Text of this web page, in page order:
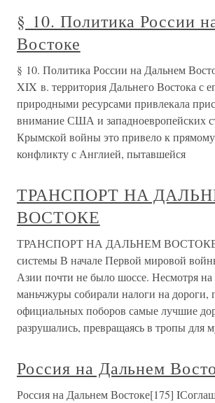
§ 10. Политика России
Востоке
§ 10. Политика России на Дальнем
XIX в. территория Дальнего Востока с
природными ресурсами привлекала
внимание США и западноевропейских
Крымской войны это привело к
конфликту с Англией, пытавшейся
ТРАНСПОРТ НА
ВОСТОКЕ
ТРАНСПОРТ НА ДАЛЬНЕМ ВОСТОКЕ
системы В начале Первой мировой
Азии почти не было шоссе. Несмотря на
маньчжуры собирали налоги на дороги,
официальных поборов самые лучшие
разрушались, превращаясь в тропы для
Россия на Дальнем
Россия на Дальнем Востоке[175]